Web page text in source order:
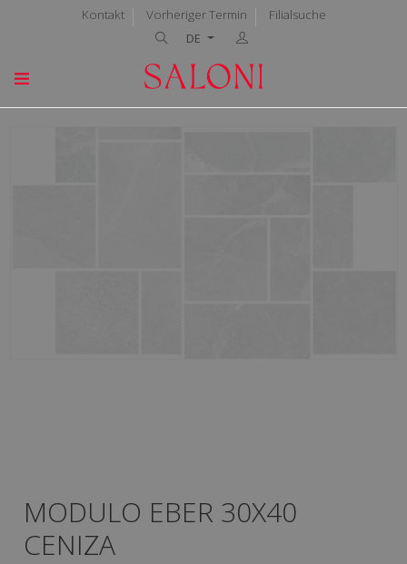
Kontakt Vorheriger Termin
Filialsuche
DE
MODULO EBER 30X40
CENIZA